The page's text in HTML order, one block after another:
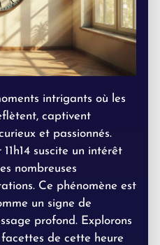
intrigants où les
captivent
et passionnés.
suscite un intérêt
nombreuses
Ce phénomène est
un signe de
profond. Explorons
de cette heure